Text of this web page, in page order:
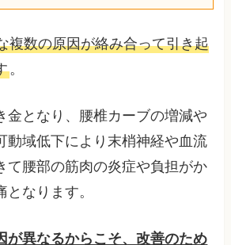
複数の原因が絡み合って引き起
。
金となり、腰椎カーブの増減や
動域低下により末梢神経や血流
て腰部の筋肉の炎症や負担がか
なります。
が異なるからこそ、改善のため